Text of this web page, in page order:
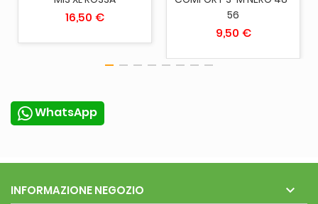
16,50 €
56
9,50 €
WhatsApp
INFORMAZIONE NEGOZIO 